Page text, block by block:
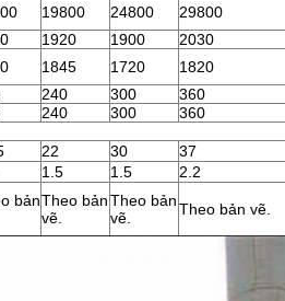
19800 24800 29800
1920 1900
2030
1845 1720
1820
240 300
360
240 300
360
22 30
37
1.5 1.5
2.2
bảnTheo bản
vẽ.
Theo bản
vẽ.
Theo bản vẽ.